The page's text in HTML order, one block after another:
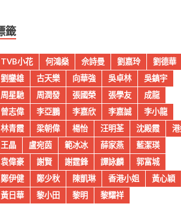
籤
TVB小花 何鴻燊 佘詩曼 劉嘉玲
劉德華
劉鑾雄
古天樂 向華強 吳卓林
吳鎮宇
周星馳
周潤發 張國榮 張學友
成龍
曾志偉
李亞鵬 李嘉欣 李嘉誠
李小龍
林青霞
梁朝偉 楊怡 汪明荃 沈殿霞
王晶
盧宛茵 範冰冰 薛家燕
藍潔瑛
袁偉豪
謝賢 謝霆鋒 譚詠麟
郭富城
鄭伊健
鄭少秋 陳凱琳 香港小姐
黃心穎
黃日華
黎小田 黎明 黎耀祥